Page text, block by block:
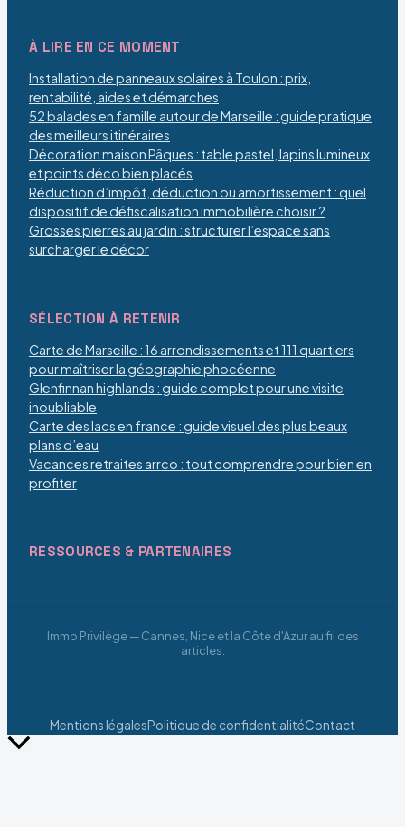
À LIRE EN CE MOMENT
Installation de panneaux solaires à Toulon : prix,
rentabilité, aides et démarches
52 balades en famille autour de Marseille : guide pratique
des meilleurs itinéraires
Décoration maison Pâques : table pastel, lapins lumineux
et points déco bien placés
Réduction d’impôt, déduction ou amortissement : quel
dispositif de défiscalisation immobilière choisir ?
Grosses pierres au jardin : structurer l’espace sans
surcharger le décor
SÉLECTION À RETENIR
Carte de Marseille : 16 arrondissements et 111 quartiers
pour maîtriser la géographie phocéenne
Glenfinnan highlands : guide complet pour une visite
inoubliable
Carte des lacs en france : guide visuel des plus beaux
plans d’eau
Vacances retraites arrco : tout comprendre pour bien en
profiter
RESSOURCES & PARTENAIRES
Immo Privilège — Cannes, Nice et la Côte d'Azur au fil des
articles.
Mentions légalesPolitique de confidentialitéContact